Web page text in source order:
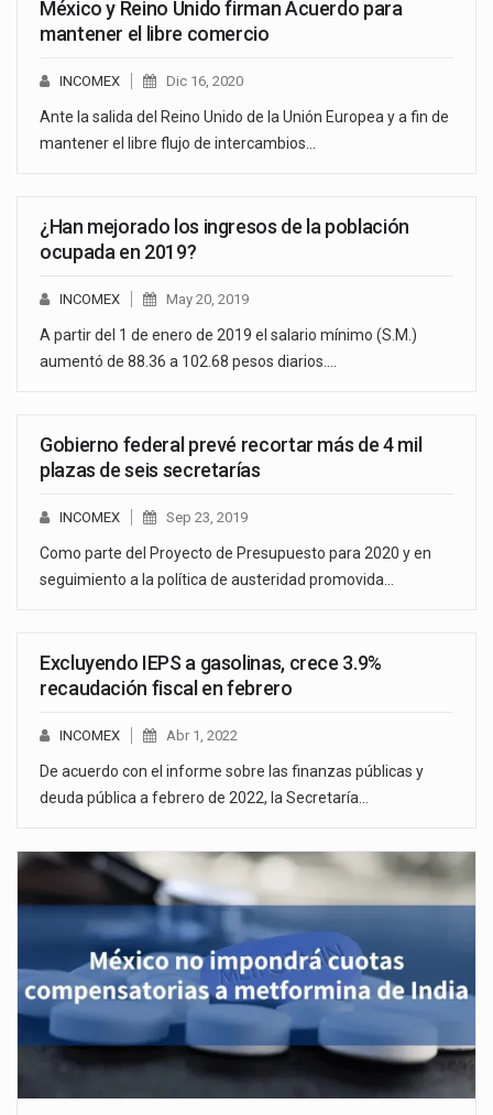
México y Reino Unido firman Acuerdo para
mantener el libre comercio
INCOMEX Dic 16, 2020
Ante la salida del Reino Unido de la Unión Europea y a fin de
mantener el libre flujo de intercambios…
¿Han mejorado los ingresos de la población
ocupada en 2019?
INCOMEX May 20, 2019
A partir del 1 de enero de 2019 el salario mínimo (S.M.)
aumentó de 88.36 a 102.68 pesos diarios.…
Gobierno federal prevé recortar más de 4 mil
plazas de seis secretarías
INCOMEX Sep 23, 2019
Como parte del Proyecto de Presupuesto para 2020 y en
seguimiento a la política de austeridad promovida…
Excluyendo IEPS a gasolinas, crece 3.9%
recaudación fiscal en febrero
INCOMEX Abr 1, 2022
De acuerdo con el informe sobre las finanzas públicas y
deuda pública a febrero de 2022, la Secretaría…